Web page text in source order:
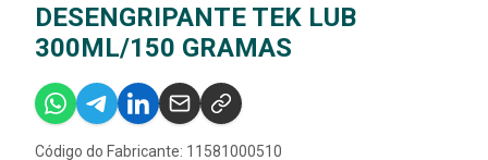
DESENGRIPANTE TEK LUB
300ML/150 GRAMAS
Código do Fabricante: 11581000510